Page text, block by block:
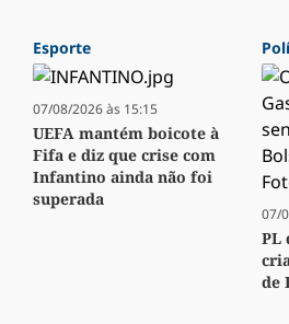
Esporte
07/08/2026 às 15:15
UEFA mantém boicote à
Fifa e diz que crise com
Infantino ainda não foi
superada
07/
PL
de